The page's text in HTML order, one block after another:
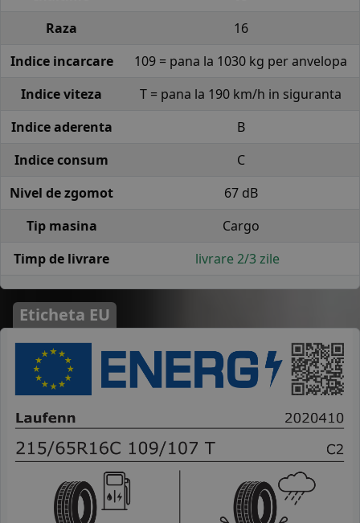
Raza
16
Indice incarcare
109 = pana la 1030 kg per anvelopa
Indice viteza
T = pana la 190 km/h in siguranta
Indice aderenta
B
Indice consum
C
Nivel de zgomot
67 dB
Tip masina
Cargo
Timp de livrare
livrare 2/3 zile
Eticheta EU